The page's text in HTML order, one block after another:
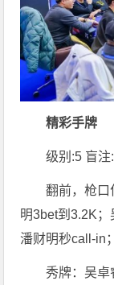
精彩手牌
级别:5 盲
翻前，枪
明3bet到3.2K；
潘财明秒call-in；
秀牌：吴卓